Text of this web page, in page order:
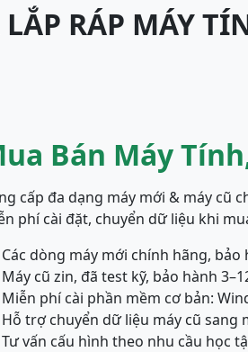
RÁP MÁY
Bán Máy
cấp đa dạng máy mới & máy cũ
phí cài đặt, chuyển dữ liệu khi
Các dòng máy mới chính hãng, bảo
Máy cũ zin, đã test kỹ, bảo hành
Miễn phí cài phần mềm cơ bản:
Hỗ trợ chuyển dữ liệu máy cũ sang
Tư vấn cấu hình theo nhu cầu học